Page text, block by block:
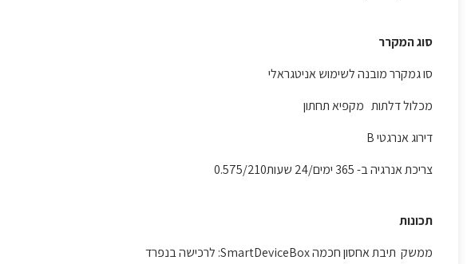
סוג המקרר
סו גמקרר מובנה לשימוש אניטגראלי
מכלול דלתות מקפיא תחתון
דירוג אנרגטי B
צריכת אנרגיה ב- 365 ימים/24 שעות0.575/210
תכונות
ממשק תיבת אחסון חכמה SmartDeviceBox: לרכישה בנפרד